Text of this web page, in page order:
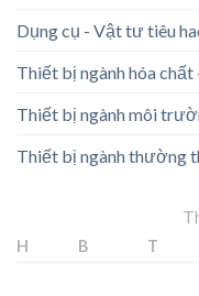
Dụng cụ - Vật tư tiêu
Thiết bị ngành hóa chất
Thiết bị ngành môi
Thiết bị ngành thường
H B T